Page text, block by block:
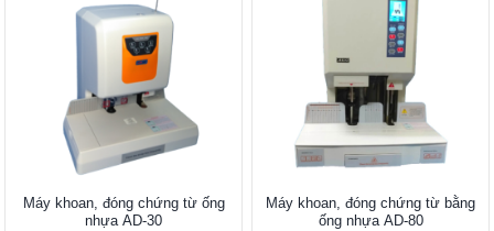
Máy khoan, đóng chứng từ ống
nhựa AD-30
Máy khoan, đóng chứng từ bằng
ống nhựa AD-80